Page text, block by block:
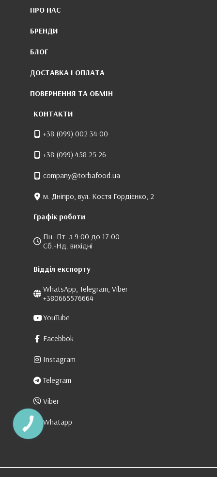
ПРО НАС
БРЕНДИ
БЛОГ
ДОСТАВКА І ОПЛАТА
ПОВЕРНЕННЯ ТА ОБМІН
КОНТАКТИ
+38 (099) 002 34 00
+38 (099) 458 25 26
company@torbafood.ua
м. Дніпро, вул. Костя Гордієнко, 2
Графік роботи
Пн.-Пт. з 9:00 до 17:00
Сб.-Нд. вихідні
Відділ експорту
WhatsApp, Telegram, Viber
+380665576664
YouTube
Facebbok
Instagram
Telegram
Viber
Whatapp
КНОПКА
ЗВ'ЯЗКУ